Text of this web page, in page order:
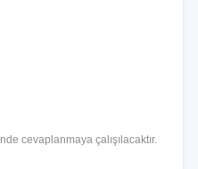
cevaplanmaya çalışılacaktır.